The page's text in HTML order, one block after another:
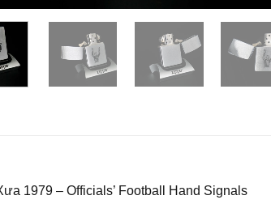
1979 – Officials’ Football Hand Signals